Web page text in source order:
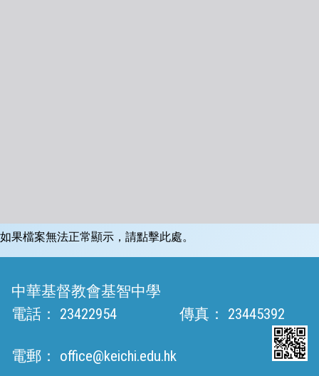
如果檔案無法正常顯示，請點擊此處。
中華基督教會基智中學
電話：
23422954 傳真： 23445392
電郵： office@keichi.edu.hk